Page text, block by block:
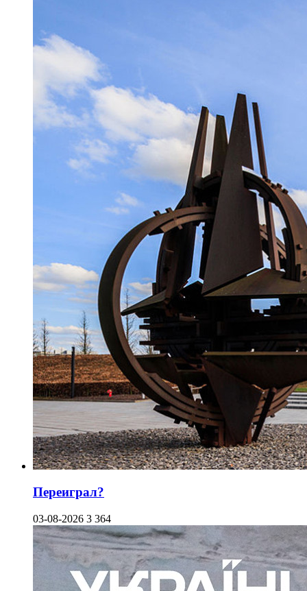
Переиграл?
03-08-2026 3 364